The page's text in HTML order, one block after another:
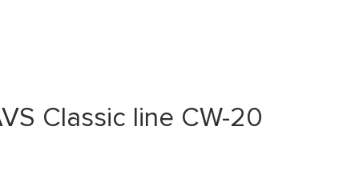
Classic line CW-20